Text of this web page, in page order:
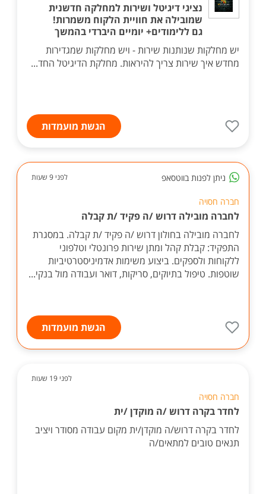
נציגי דיגיטל ושירות למחלקה חדשנית
שמובילה את חוויית הלקוח משמרות!
גם ללימודים+ יומיים היברדי בהמשך
יש מחלקות שנותנות שירות - ויש מחלקות שמגדירות
מחדש איך שירות צריך להיראות. מחלקת הדיגיטל החד...
הגשת מועמדות
ניתן לפנות בווטסאפ לפני 9 שעות
חברה חסויה
לחברה מובילה דרוש /ה פקיד /ת קבלה
לחברה מובילה בחולון דרוש /ה פקיד /ת קבלה. במסגרת
התפקיד: קבלת קהל ומתן שירות פרונטלי וטלפוני
ללקוחות ולספקים. ביצוע משימות אדמיניסטרטיביות
שוטפות. טיפול בתיוקים, סריקות, דואר ועבודה מול בנקי...
הגשת מועמדות
לפני 19 שעות
חברה חסויה
לחדר בקרה דרוש /ה מוקדן /ית
לחדר בקרה דרוש/ה מוקדן/ית מקום עבודה מסודר ויציב
תנאים טובים למתאים/ה